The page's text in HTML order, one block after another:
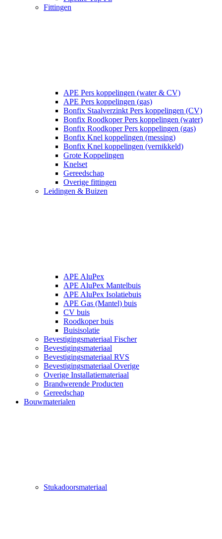
Fittingen
APE Pers koppelingen (water & CV)
APE Pers koppelingen (gas)
Bonfix Staalverzinkt Pers koppelingen (CV)
Bonfix Roodkoper Pers koppelingen (water)
Bonfix Roodkoper Pers koppelingen (gas)
Bonfix Knel koppelingen (messing)
Bonfix Knel koppelingen (vernikkeld)
Grote Koppelingen
Knelset
Gereedschap
Overige fittingen
Leidingen & Buizen
APE AluPex
APE AluPex Mantelbuis
APE AluPex Isolatiebuis
APE Gas (Mantel) buis
CV buis
Roodkoper buis
Buisisolatie
Bevestigingsmateriaal Fischer
Bevestigingsmateriaal
Bevestigingsmateriaal RVS
Bevestigingsmateriaal Overige
Overige Installatiemateriaal
Brandwerende Producten
Gereedschap
Bouwmaterialen
Stukadoorsmateriaal